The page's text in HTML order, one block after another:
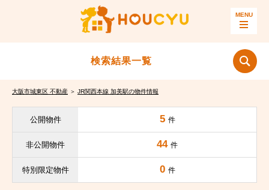
検索結果一覧
大阪市城東区 不動産 ＞ JR関西本線 加美駅の物件情報
公開物件 5 件
非公開物件 44 件
特別限定物件 0 件